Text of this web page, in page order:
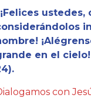
¡Felices
en el
con